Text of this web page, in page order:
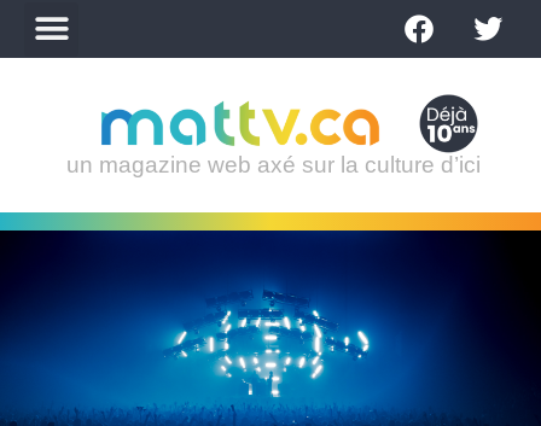
un magazine web axé sur la culture d’ici